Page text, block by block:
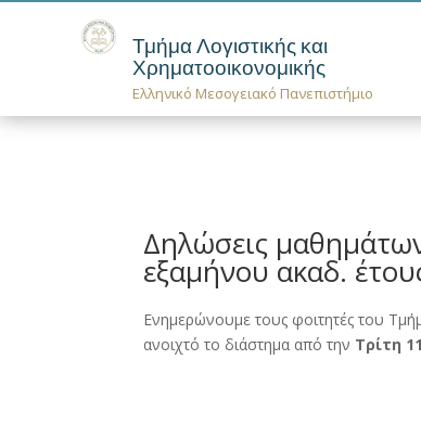
Τμήμα Λογιστικής και
Χρηματοοικονομικής
Ελληνικό Μεσογειακό Πανεπιστήμιο
Δηλώσεις
εξαμήνου ακαδ.
Ενημερώνουμε τους φοιτητές του
ανοιχτό το διάστημα από την Τρίτη